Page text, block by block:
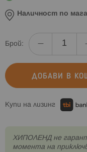
Наличност по
Брой:
ДОБАВИ В
Купи на лизинг
XИПОЛЕНД не
момента на